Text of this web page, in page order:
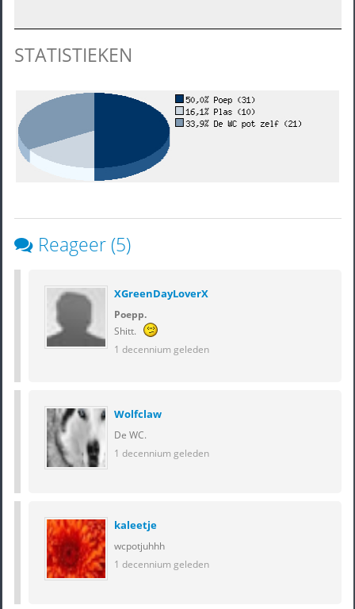
STATISTIEKEN
Reageer (5)
XGreenDayLoverX
Poepp.
Shitt.
1 decennium geleden
Wolfclaw
De WC.
1 decennium geleden
kaleetje
wcpotjuhhh
1 decennium geleden